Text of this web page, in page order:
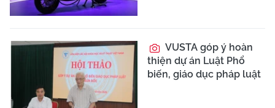
VUSTA góp ý hoàn
thiện dự án Luật Phổ
biến, giáo dục pháp luật